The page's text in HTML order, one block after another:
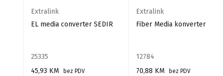
Extralink
EL media converter SEDIR
25335
45,93 KM
bez PDV
Extralink
Fiber Media konverter
12784
70,88 KM
bez PDV